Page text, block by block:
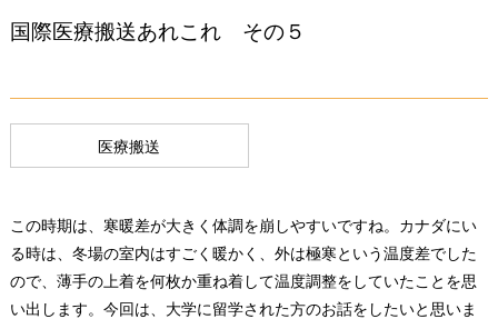
国際医療搬送あれこれ その５
医療搬送
この時期は、寒暖差が大きく体調を崩しやすいですね。カナダにい
る時は、冬場の室内はすごく暖かく、外は極寒という温度差でした
ので、薄手の上着を何枚か重ね着して温度調整をしていたことを思
い出します。今回は、大学に留学された方のお話をしたいと思いま